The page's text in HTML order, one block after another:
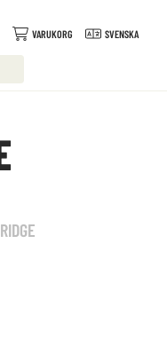
VARUKORG SVENSKA
RIDGE